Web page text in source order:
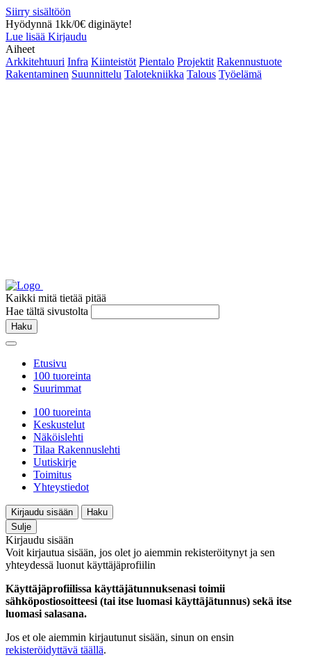
Siirry sisältöön
Hyödynnä 1kk/0€ diginäyte!
Lue lisää Kirjaudu
Aiheet
Arkkitehtuuri Infra Kiinteistöt Pientalo Projektit Rakennustuote
Rakentaminen Suunnittelu Talotekniikka Talous Työelämä
Kaikki mitä tietää pitää
Hae tältä sivustolta
Haku
Etusivu
100 tuoreinta
Suurimmat
100 tuoreinta
Keskustelut
Näköislehti
Tilaa Rakennuslehti
Uutiskirje
Toimitus
Yhteystiedot
Kirjaudu sisään
Haku
Sulje
Kirjaudu sisään
Voit kirjautua sisään, jos olet jo aiemmin rekisteröitynyt ja sen
yhteydessä luonut käyttäjäprofiilin
Käyttäjäprofiilissa käyttäjätunnuksenasi toimii
sähköpostiosoitteesi (tai itse luomasi käyttäjätunnus) sekä itse
luomasi salasana.
Jos et ole aiemmin kirjautunut sisään, sinun on ensin
rekisteröidyttävä täällä.